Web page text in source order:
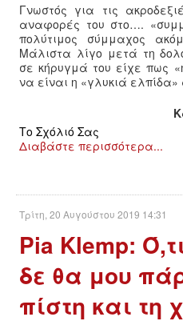
Γνωστός για τις
αναφορές του στο….
πολύτιμος σύμμαχος
Μάλιστα λίγο μετά τη
σε κήρυγμά του είχε πως
να είναι η «γλυκιά
Το Σχόλιό Σας
Διαβάστε περισσότερα...
Τρίτη, 20 Αυγούστου 2019 14:31
Pia Klemp:
δε θα μου
πίστη και τη